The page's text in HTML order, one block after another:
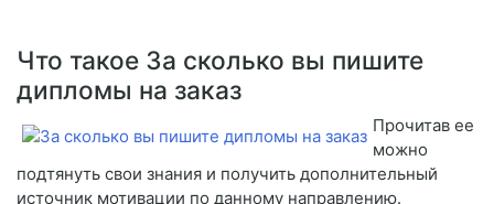
Что такое За сколько вы пишите
дипломы на заказ
Прочитав ее
можно
подтянуть свои знания и получить дополнительный
источник мотивации по данному направлению.